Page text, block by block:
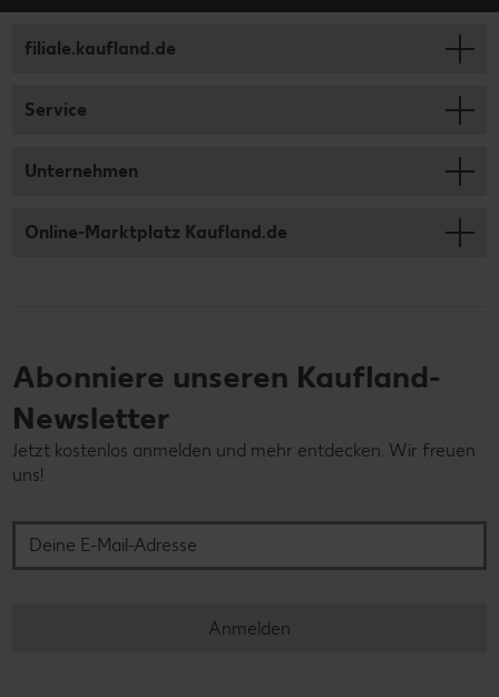
filiale.kaufland.de
Service
Unternehmen
Online-Marktplatz Kaufland.de
Abonniere unseren Kaufland-
Newsletter
Jetzt kostenlos anmelden und mehr entdecken. Wir freuen
uns!
Anmelden